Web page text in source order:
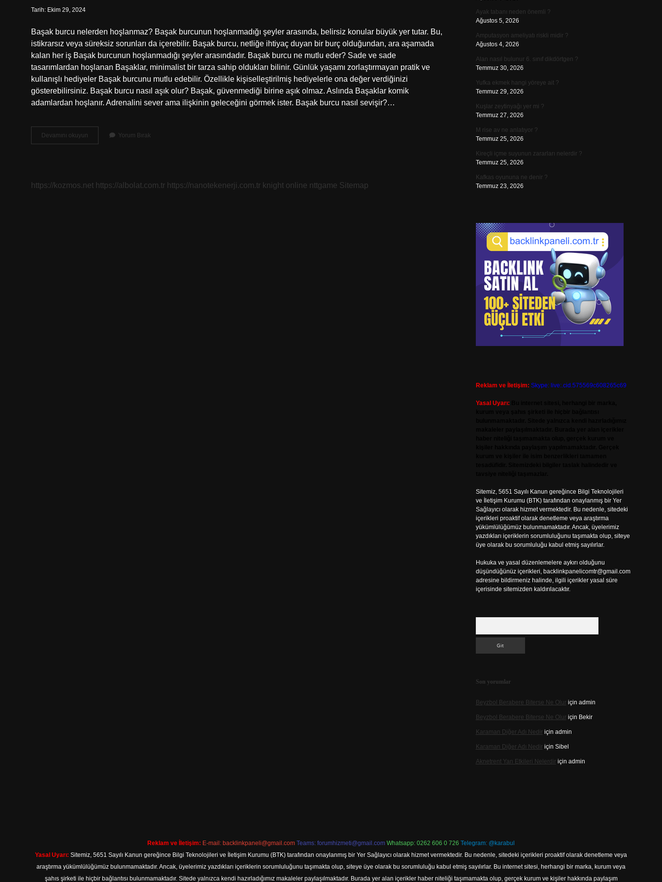
Tarih: Ekim 29, 2024
Başak burcu nelerden hoşlanmaz? Başak burcunun hoşlanmadığı şeyler arasında, belirsiz konular büyük yer tutar. Bu,
istikrarsız veya süreksiz sorunları da içerebilir. Başak burcu, netliğe ihtiyaç duyan bir burç olduğundan, ara aşamada
kalan her iş Başak burcunun hoşlanmadığı şeyler arasındadır. Başak burcu ne mutlu eder? Sade ve sade
tasarımlardan hoşlanan Başaklar, minimalist bir tarza sahip oldukları bilinir. Günlük yaşamı zorlaştırmayan pratik ve
kullanışlı hediyeler Başak burcunu mutlu edebilir. Özellikle kişiselleştirilmiş hediyelerle ona değer verdiğinizi
gösterebilirsiniz. Başak burcu nasıl aşık olur? Başak, güvenmediği birine aşık olmaz. Aslında Başaklar komik
adamlardan hoşlanır. Adrenalini sever ama ilişkinin geleceğini görmek ister. Başak burcu nasıl sevişir?…
Devamını okuyun
Burcu
Yorum Bırak
https://kozmos.net https://albolat.com.tr https://nanotekenerji.com.tr knight online nttgame Sitemap
Ayak tabanı neden önemli ?
Ağustos 5, 2026
Amputasyon ameliyatı riskli midir ?
Ağustos 4, 2026
Alan nasıl bulunur 6. sınıf dikdörtgen ?
Temmuz 30, 2026
Yufka ekmek hangi yöreye ait ?
Temmuz 29, 2026
Kuşlar zeytinyağı yer mi ?
Temmuz 27, 2026
M rise av ne anlatıyor ?
Temmuz 25, 2026
Kireçli içme suyunun zararları nelerdir ?
Temmuz 25, 2026
Kafkas oyununa ne denir ?
Temmuz 23, 2026
Reklam ve İletişim: Skype: live:.cid.575569c608265c69
Yasal Uyarı:
Sitemiz, 5651 Sayılı Kanun gereğince Bilgi Teknolojileri
ve İletişim Kurumu (BTK) tarafından onaylanmış bir Yer
Sağlayıcı olarak hizmet vermektedir. Bu nedenle, sitedeki
içerikleri proaktif olarak denetleme veya araştırma
yükümlülüğümüz bulunmamaktadır. Ancak, üyelerimiz
yazdıkları içeriklerin sorumluluğunu taşımakta olup, siteye
üye olarak bu sorumluluğu kabul etmiş sayılırlar.
Hukuka ve yasal düzenlemelere aykırı olduğunu
düşündüğünüz içerikleri, backlinkpanelicomtr@gmail.com
adresine bildirmeniz halinde, ilgili içerikler yasal süre
içerisinde sitemizden kaldırılacaktır.
Son yorumlar
Beyzbol Berabere Biterse Ne Oluriçin admin
Beyzbol Berabere Biterse Ne Oluriçin Bekir
Karaman Diğer Adı Nediriçin admin
Karaman Diğer Adı Nediriçin Sibel
Aknetrent Yan Etkileri Nelerdiriçin admin
Reklam ve İletişim: E-mail: backlinkpaneli@gmail.com Teams: forumhizmeti@gmail.com Whatsapp: 0262 606 0 726 Telegram: @karabul
Yasal Uyarı: Sitemiz, 5651 Sayılı Kanun gereğince Bilgi Teknolojileri ve İletişim Kurumu (BTK) tarafından onaylanmış bir Yer Sağlayıcı olarak hizmet vermektedir. Bu nedenle, sitedeki içerikleri proaktif olarak denetleme veya
araştırma yükümlülüğümüz bulunmamaktadır. Ancak, üyelerimiz yazdıkları içeriklerin sorumluluğunu taşımakta olup, siteye üye olarak bu sorumluluğu kabul etmiş sayılırlar. Bu internet sitesi, herhangi bir marka, kurum veya
şahıs şirketi ile hiçbir bağlantısı bulunmamaktadır. Sitede yalnızca kendi hazırladığımız makaleler paylaşılmaktadır. Burada yer alan içerikler haber niteliği taşımamakta olup, gerçek kurum ve kişiler hakkında paylaşım